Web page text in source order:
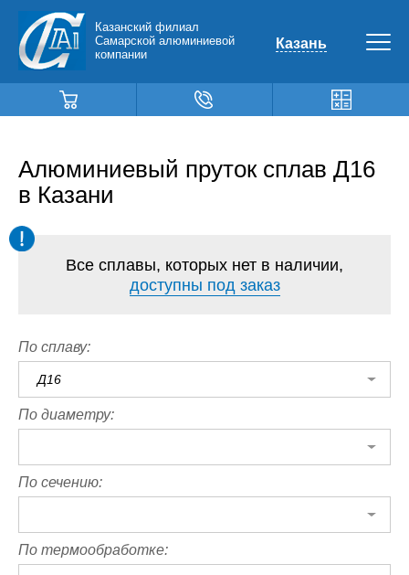
Казанский филиал
Самарской алюминиевой
компании
Казань
Алюминиевый пруток сплав Д16
в Казани
Все сплавы, которых нет в наличии,
доступны под заказ
По сплаву:
Д16
По диаметру:
По сечению:
По термообработке: